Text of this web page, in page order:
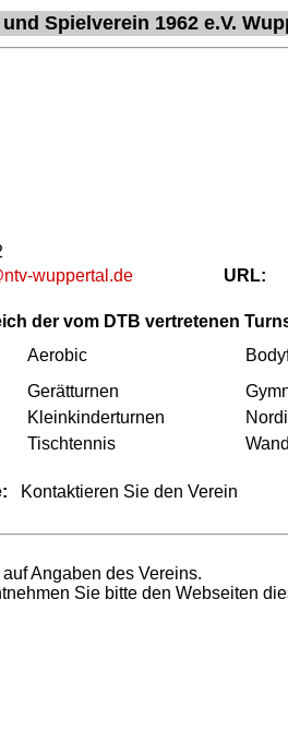
Spielverein 1962 e.V.
wuppertal.de URL:
der vom DTB vertretenen
Aerobic
Gerätturnen
Kleinkinderturnen
Tischtennis
Kontaktieren Sie den Verein
Angaben des Vereins.
Sie bitte den Webseiten